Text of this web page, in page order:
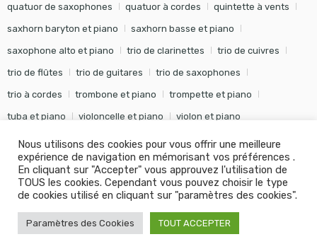
quatuor de saxophones quatuor à cordes quintette à vents
saxhorn baryton et piano saxhorn basse et piano
saxophone alto et piano trio de clarinettes trio de cuivres
trio de flûtes trio de guitares trio de saxophones
trio à cordes trombone et piano trompette et piano
tuba et piano violoncelle et piano violon et piano
© Editions Soldano - Tous droits réservés - Conception Khalid
KANOUF Agence Digitale
Nous utilisons des cookies pour vous offrir une meilleure
expérience de navigation en mémorisant vos préférences .
En cliquant sur "Accepter" vous approuvez l'utilisation de
TOUS les cookies. Cependant vous pouvez choisir le type
de cookies utilisé en cliquant sur "paramètres des cookies".
Paramètres des Cookies TOUT ACCEPTER